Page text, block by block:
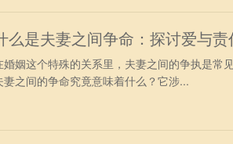
么是夫妻之间争命：探讨爱与
婚姻这个特殊的关系里，夫妻之间的争执是常
妻之间的争命究竟意味着什么？它涉...